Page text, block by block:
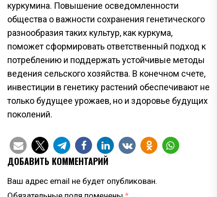
куркумина. Повышение осведомленности
общества о важности сохранения генетического
разнообразия таких культур, как куркума,
поможет сформировать ответственный подход к
потреблению и поддержать устойчивые методы
ведения сельского хозяйства. В конечном счете,
инвестиции в генетику растений обеспечивают не
только будущее урожаев, но и здоровье будущих
поколений.
ДОБАВИТЬ КОММЕНТАРИЙ
Ваш адрес email не будет опубликован.